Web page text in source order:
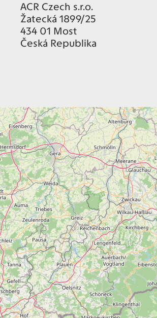
ACR Czech s.r.o.
Žatecká 1899/25
434 01 Most
Česká Republika